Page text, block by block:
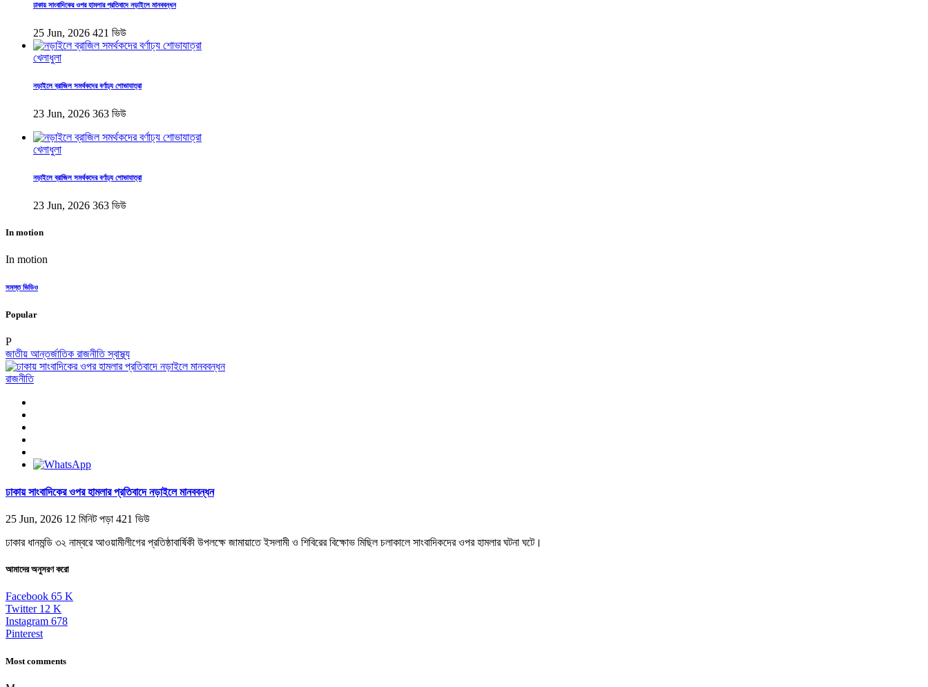
ঢাকায় সাংবাদিকের ওপর হামলার প্রতিবাদে নড়াইলে মানববন্ধন
25 Jun, 2026 421 ভিউ
খেলাধুলা
নড়াইলে ব্রাজিল সমর্থকদের বর্ণাঢ্য শোভাযাত্রা
23 Jun, 2026 363 ভিউ
খেলাধুলা
নড়াইলে ব্রাজিল সমর্থকদের বর্ণাঢ্য শোভাযাত্রা
23 Jun, 2026 363 ভিউ
In motion
In motion
সমস্ত ভিডিও
Popular
P
জাতীয় আন্তর্জাতিক রাজনীতিস্বাস্থ্য
রাজনীতি
ঢাকায় সাংবাদিকের ওপর হামলার প্রতিবাদে নড়াইলে মানববন্ধন
25 Jun, 2026 12 মিনিট পড়া 421 ভিউ
ঢাকার ধানমন্ডি ৩২ নাম্বরে আওয়ামীলীগের প্রতিষ্ঠাবার্ষিকী উপলক্ষে জামায়াতে ইসলামী ও শিবিরের বিক্ষোভ মিছিল চলাকালে সাংবাদিকদের ওপর হামলার ঘটনা ঘটে।
আমাদের অনুসরণ করো
Facebook 65 K
Twitter 12 K
Instagram 678
Pinterest
Most comments